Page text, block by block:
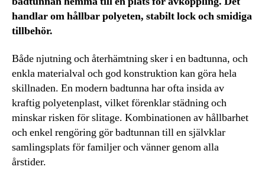
handlar om hållbar polyeten, stabilt lock och smidiga
tillbehör.
Både njutning och återhämtning sker i en badtunna, och
enkla materialval och god konstruktion kan göra hela
skillnaden. En modern badtunna har ofta insida av
kraftig polyetenplast, vilket förenklar städning och
minskar risken för slitage. Kombinationen av hållbarhet
och enkel rengöring gör badtunnan till en självklar
samlingsplats för familjer och vänner genom alla
årstider.